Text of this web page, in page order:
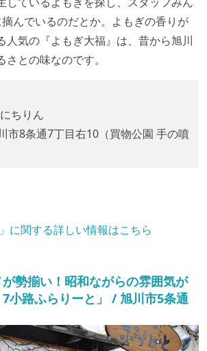
んでいるのだとか。よもぎの香りが
人気の『よもぎ大福』は、昔から旭川
との味なのです。
ちりん
市8条通7丁目右10（買物公園 手の噴
に関する詳しい情報はこちら
勢揃い！昭和ながらの雰囲気が
小路ふらりーと」 / 旭川市5条通